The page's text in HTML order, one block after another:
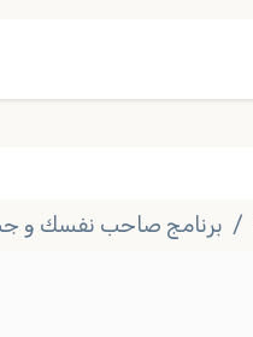
برنامج صاحب نفسك و